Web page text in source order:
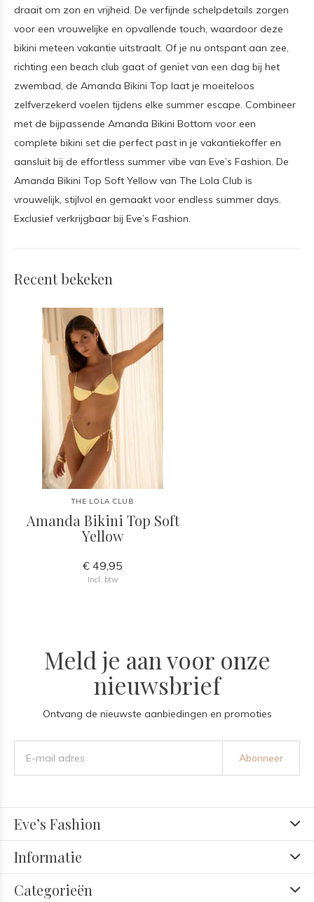
draait om zon en vrijheid. De verfijnde schelpdetails zorgen
voor een vrouwelijke en opvallende touch, waardoor deze
bikini meteen vakantie uitstraalt. Of je nu ontspant aan zee,
richting een beach club gaat of geniet van een dag bij het
zwembad, de Amanda Bikini Top laat je moeiteloos
zelfverzekerd voelen tijdens elke summer escape. Combineer
met de bijpassende Amanda Bikini Bottom voor een
complete bikini set die perfect past in je vakantiekoffer en
aansluit bij de effortless summer vibe van Eve’s Fashion. De
Amanda Bikini Top Soft Yellow van The Lola Club is
vrouwelijk, stijlvol en gemaakt voor endless summer days.
Exclusief verkrijgbaar bij Eve’s Fashion.
Recent bekeken
THE LOLA CLUB
Amanda Bikini Top Soft
Yellow
€ 49,95
Incl. btw
Meld je aan voor onze
nieuwsbrief
Ontvang de nieuwste aanbiedingen en promoties
Abonneer
Eve’s Fashion
Informatie
Categorieën